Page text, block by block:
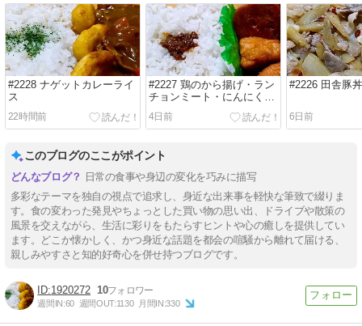
#2228 ナゲットカレーライ
ス
22時間前
#2227 鶏のから揚げ・ラン
チョンミート・にんにく焼
き味噌
4日前
#2226 田舎豚丼
6日前
このブログのここがポイント
日常の食事や身辺の変化を巧みに描写
多彩なテーマを独自の視点で追求し、身近な出来事を軽快な筆致で綴りま
す。食の変わった発見やちょっとした買い物の思い出、ドライブや散策の
風景を交えながら、生活に彩りをもたらすヒントや心の癒しを提供してい
ます。どこか懐かしく、かつ身近な話題を都会の喧騒から離れて届ける、
親しみやすさと知的好奇心を併せ持つブログです。
1920272 10
週間IN:60 週間OUT:1130 月間IN:330